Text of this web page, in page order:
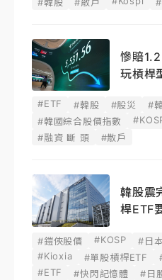
慘賠
玩槓桿
#ETF #韓股 #股災 #
#韓國綜合股價指數
#融資 斷 頭
#散戶
韓股震
桿ETF
#鎧俠股價 #KOSP #日
#Kioxia
#單股槓桿ETF
#ETF
#快閃記憶體 #日